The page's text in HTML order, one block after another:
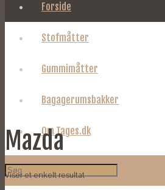
Forside
Stofmåtter
Gummimåtter
Bagagerumsbakker
Om Tages.dk
Mazda
Viser et enkelt resultat